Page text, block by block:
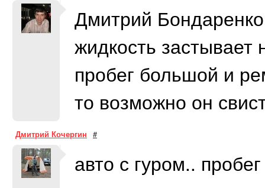
Дмитрий
жидкость застывает
пробег большой и
то возможно он
Дмитрий Кочергин #
авто с гуром..